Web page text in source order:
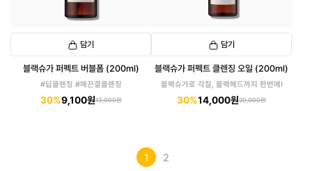
담기
블랙슈가 퍼펙트 버블폼 (200ml)
#딥클렌징 #매끈결클렌징
30%9,100원13,000원
담기
블랙슈가 퍼펙트 클렌징 오일 (200ml)
블랙슈가로 각질, 블랙헤드까지 한번에!
30%14,000원20,000원
1 2